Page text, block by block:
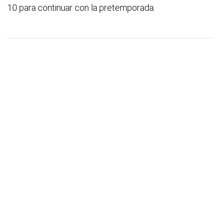
10 para continuar con la pretemporada.